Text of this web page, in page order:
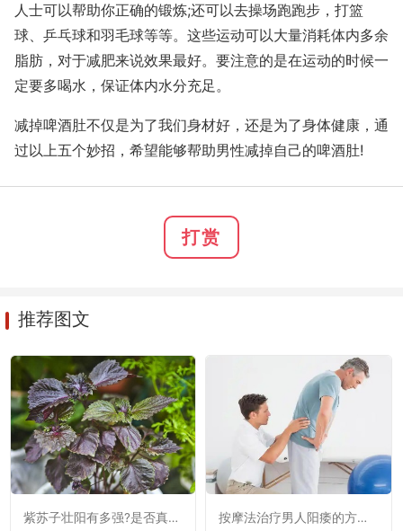
人士可以帮助你正确的锻炼;还可以去操场跑跑步，打篮
球、乒乓球和羽毛球等等。这些运动可以大量消耗体内多余
脂肪，对于减肥来说效果最好。要注意的是在运动的时候一
定要多喝水，保证体内水分充足。
减掉啤酒肚不仅是为了我们身材好，还是为了身体健康，通
过以上五个妙招，希望能够帮助男性减掉自己的啤酒肚!
打赏
推荐图文
紫苏子壮阳有多强?是否真的
按摩法治疗男人阳痿的方法